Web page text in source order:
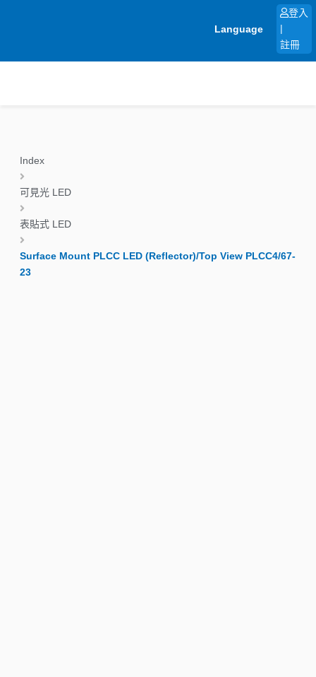
Language
登入
註冊
Index
可見光 LED
表貼式 LED
Surface Mount PLCC LED (Reflector)/Top View PLCC4/67-
23